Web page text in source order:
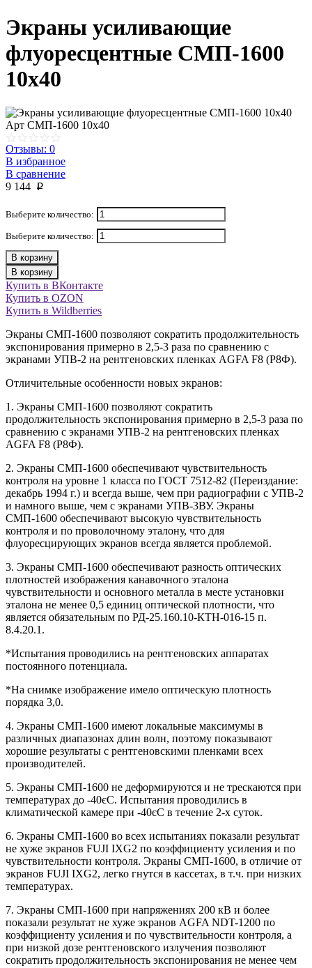
Экраны усиливающие
флуоресцентные СМП-1600
10х40
Арт СМП-1600 10х40
Отзывы: 0
В избранное
В сравнение
9 144 p
Выберите количество:
Выберите количество:
В корзину
В корзину
Купить в ВКонтакте
Купить в OZON
Купить в Wildberries
Экраны СМП-1600 позволяют сократить продолжительность
экспонирования примерно в 2,5-3 раза по сравнению с
экранами УПВ-2 на рентгеновских пленках AGFA F8 (Р8Ф).
Отличительные особенности новых экранов:
1. Экраны СМП-1600 позволяют сократить
продолжительность экспонирования примерно в 2,5-3 раза по
сравнению с экранами УПВ-2 на рентгеновских пленках
AGFA F8 (Р8Ф).
2. Экраны СМП-1600 обеспечивают чувствительность
контроля на уровне 1 класса по ГОСТ 7512-82 (Переиздание:
декабрь 1994 г.) и всегда выше, чем при радиографии с УПВ-2
и намного выше, чем с экранами УПВ-3ВУ. Экраны
СМП-1600 обеспечивают высокую чувствительность
контроля и по проволочному эталону, что для
флуоресцирующих экранов всегда является проблемой.
3. Экраны СМП-1600 обеспечивают разность оптических
плотностей изображения канавочного эталона
чувствительности и основного металла в месте установки
эталона не менее 0,5 единиц оптической плотности, что
является обязательным по РД-25.160.10-КТН-016-15 п.
8.4.20.1.
*Испытания проводились на рентгеновских аппаратах
постоянного потенциала.
*На снимке изображение имело оптическую плотность
порядка 3,0.
4. Экраны СМП-1600 имеют локальные максимумы в
различных диапазонах длин волн, поэтому показывают
хорошие результаты с рентгеновскими пленками всех
производителей.
5. Экраны СМП-1600 не деформируются и не трескаются при
температурах до -40єС. Испытания проводились в
климатической камере при -40єС в течение 2-х суток.
6. Экраны СМП-1600 во всех испытаниях показали результат
не хуже экранов FUJI IXG2 по коэффициенту усиления и по
чувствительности контроля. Экраны СМП-1600, в отличие от
экранов FUJI IXG2, легко гнутся в кассетах, в т.ч. при низких
температурах.
7. Экраны СМП-1600 при напряжениях 200 кВ и более
показали результат не хуже экранов AGFA NDT-1200 по
коэффициенту усиления и по чувствительности контроля, а
при низкой дозе рентгеновского излучения позволяют
сократить продолжительность экспонирования не менее чем